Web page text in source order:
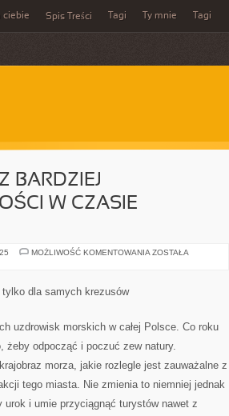
ciebie Spis Treści Tagi Ty mnie Tagi
BARDZIEJ
W CZASIE
MOŻLIWOŚĆ KOMENTOWANIA TURYSTYKA
CZASIE
WOLNYM
ZOSTAŁA
dla samych krezusów
uzdrowisk morskich w całej Polsce. Co roku
żeby odpocząć i poczuć zew natury.
morza, jakie rozlegle jest zauważalne z
tego miasta. Nie zmienia to niemniej jednak
i umie przyciągnąć turystów nawet z